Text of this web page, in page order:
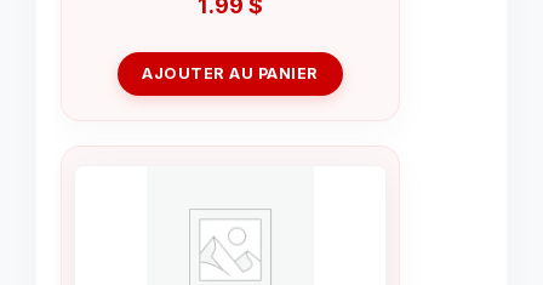
AJOUTER AU PANIER